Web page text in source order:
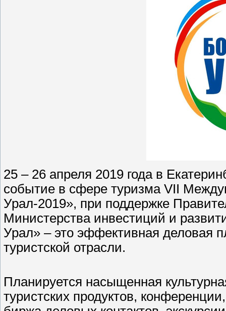
25 – 26 апреля 2019 года в
событие в сфере туризма VII
Урал-2019», при поддержке
Министерства инвестиций и
Урал» – это эффективная деловая
туристской отрасли.
Планируется насыщенная
туристских продуктов,